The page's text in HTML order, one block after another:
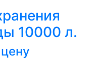
10000 л.